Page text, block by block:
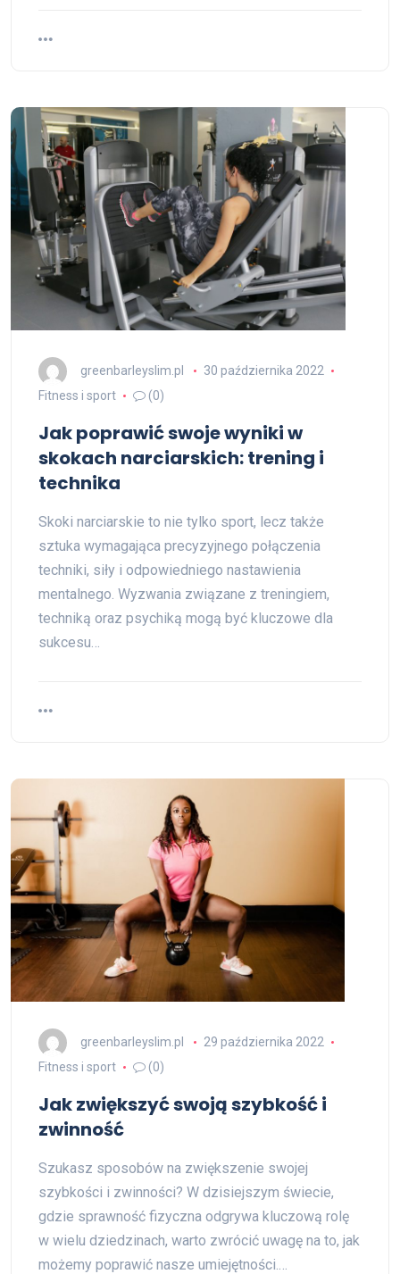
greenbarleyslim.pl
30 października 2022
Fitness i sport
(0)
Jak poprawić swoje wyniki w
skokach narciarskich: trening i
technika
Skoki narciarskie to nie tylko sport, lecz także
sztuka wymagająca precyzyjnego połączenia
techniki, siły i odpowiedniego nastawienia
mentalnego. Wyzwania związane z treningiem,
techniką oraz psychiką mogą być kluczowe dla
sukcesu…
greenbarleyslim.pl
29 października 2022
Fitness i sport
(0)
Jak zwiększyć swoją szybkość i
zwinność
Szukasz sposobów na zwiększenie swojej
szybkości i zwinności? W dzisiejszym świecie,
gdzie sprawność fizyczna odgrywa kluczową rolę
w wielu dziedzinach, warto zwrócić uwagę na to, jak
możemy poprawić nasze umiejętności.…